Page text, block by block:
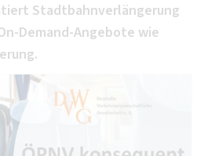
Stadtbahnverlängerung
Demand-Angebote wie